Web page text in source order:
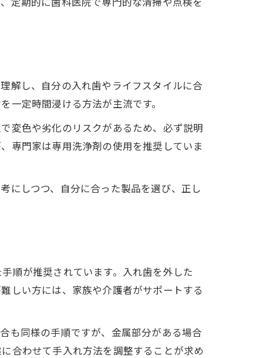
解し、自分の入れ歯やライフスタイルに合
定時間浸ける方法が主流です。
変色や劣化のリスクがあるため、必ず説明
専門家は専用洗浄剤の使用を推奨していま
にしつつ、自分に合った製品を選び、正し
順が推奨されています。入れ歯を外した
しい方には、家族や介護者がサポートする
も同様の手順ですが、金属部分がある場合
合わせて手入れ方法を調整することが求め